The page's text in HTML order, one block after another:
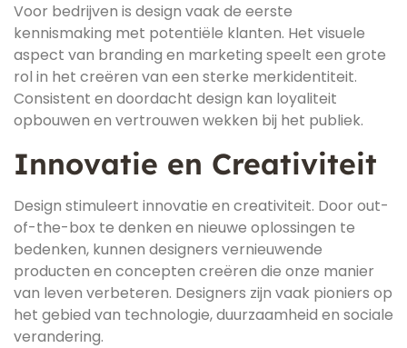
Voor bedrijven is design vaak de eerste
kennismaking met potentiële klanten. Het visuele
aspect van branding en marketing speelt een grote
rol in het creëren van een sterke merkidentiteit.
Consistent en doordacht design kan loyaliteit
opbouwen en vertrouwen wekken bij het publiek.
Innovatie en Creativiteit
Design stimuleert innovatie en creativiteit. Door out-
of-the-box te denken en nieuwe oplossingen te
bedenken, kunnen designers vernieuwende
producten en concepten creëren die onze manier
van leven verbeteren. Designers zijn vaak pioniers op
het gebied van technologie, duurzaamheid en sociale
verandering.